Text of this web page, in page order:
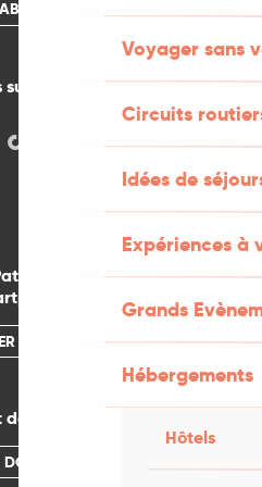
Voyager sans
Circuits
Idées de
Expériences à
Grands
Hébergements
Hôtels
les réseaux !
sur votre
L'APPLICATION